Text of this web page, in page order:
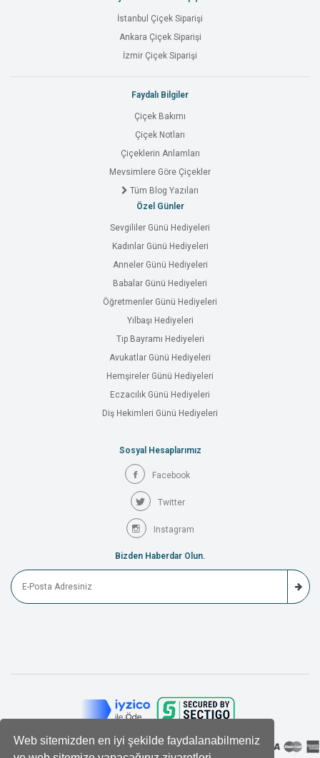
Web sitemizden en iyi şekilde faydalanabilmeniz
İstanbul Çiçek Siparişi
Ankara Çiçek Siparişi
İzmir Çiçek Siparişi
Faydalı Bilgiler
Çiçek Bakımı
Çiçek Notları
Çiçeklerin Anlamları
Mevsimlere Göre Çiçekler
Tüm Blog Yazıları
Özel Günler
Sevgililer Günü Hediyeleri
Kadınlar Günü Hediyeleri
Anneler Günü Hediyeleri
Babalar Günü Hediyeleri
Öğretmenler Günü Hediyeleri
Yılbaşı Hediyeleri
Tıp Bayramı Hediyeleri
Avukatlar Günü Hediyeleri
Hemşireler Günü Hediyeleri
Eczacılık Günü Hediyeleri
Diş Hekimleri Günü Hediyeleri
Sosyal Hesaplarımız
Facebook
Twitter
Instagram
Bizden Haberdar Olun.